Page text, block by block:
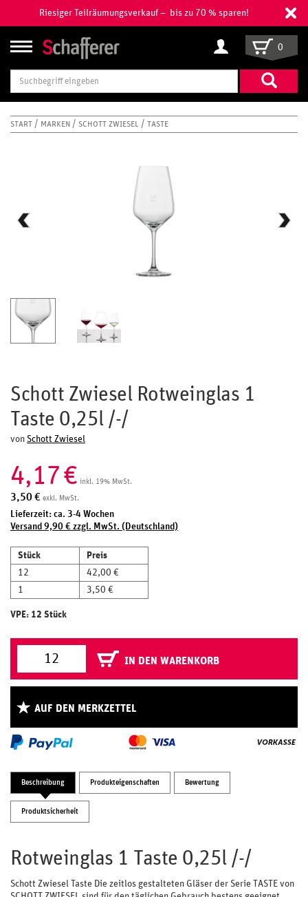
Riesiger Teilräumungsverkauf – bis zu 70 % sparen!
Suchbegriff
eingeben
0
START MARKEN SCHOTT ZWIESEL TASTE
Schott Zwiesel Rotweinglas 1
Taste 0,25l /-/
von Schott Zwiesel
4,17€ inkl. 19% MwSt.
3,50€ exkl. MwSt.
Lieferzeit: ca. 3-4 Wochen
Versand 9,90 € zzgl. MwSt. (Deutschland)
Stück
Preis
12
42,00 €
1
3,50 €
VPE: 12 Stück
IN DEN WARENKORB
AUF DEN MERKZETTEL
Beschreibung Produkteigenschaften Bewertung
Produktsicherheit
Rotweinglas 1 Taste 0,25l /-/
Schott Zwiesel Taste Die zeitlos gestalteten Gläser der Serie TASTE von